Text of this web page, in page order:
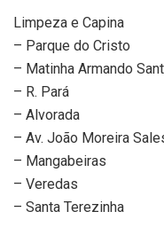
Limpeza e Capina
– Parque do Cristo
– Matinha Armando
– R. Pará
– Alvorada
– Av. João Moreira
– Mangabeiras
– Veredas
– Santa Terezinha